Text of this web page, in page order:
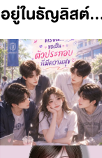
อยู่ในธัญลิสต์